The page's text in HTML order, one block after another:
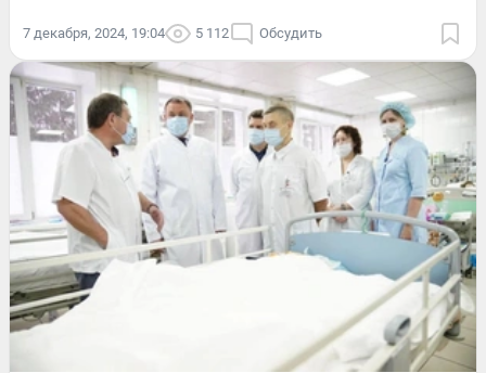
7 декабря, 2024, 19:04 5 112 Обсудить